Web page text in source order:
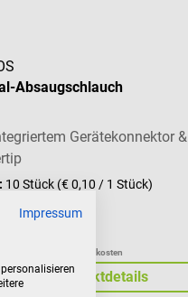
Absaugschlauch
Gerätekonnektor &
10 Stück (€ 0,10 / 1 Stück)
71,88*
MwSt. zzgl. Versandkosten
Produktdetails
Impressum